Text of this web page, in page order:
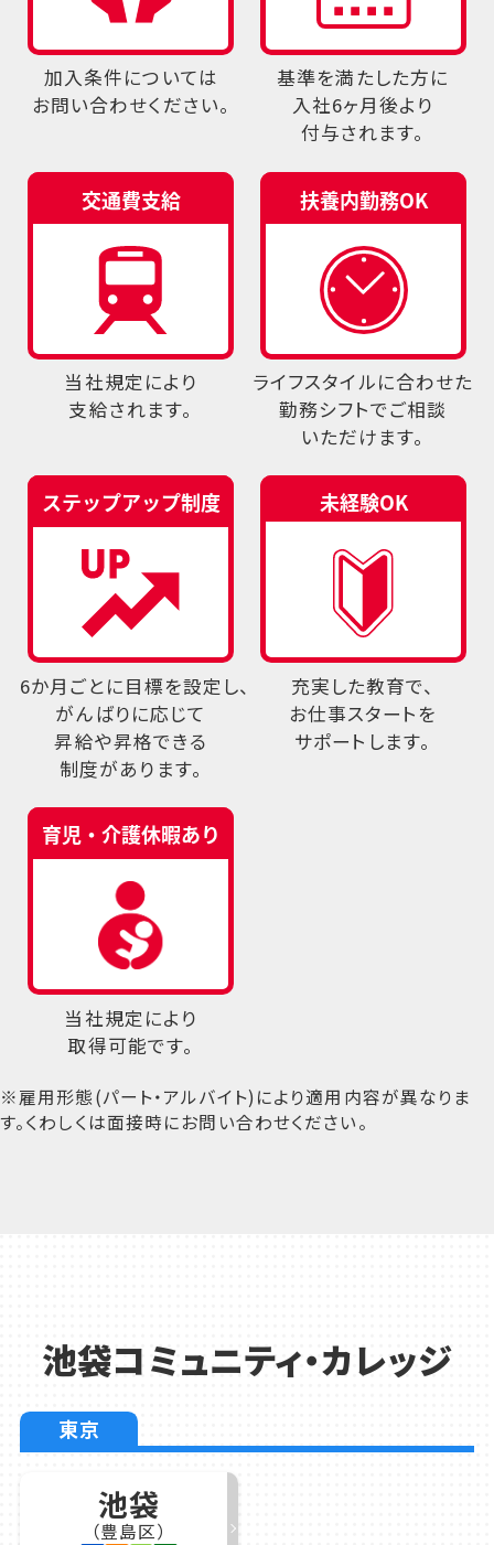
加入条件については
お問い合わせください。
基準を満たした方に
入社6ヶ月後より
付与されます。
当社規定により
支給されます。
ライフスタイルに合わせた
勤務シフトでご相談
いただけます。
6か月ごとに目標を設定し、
がんばりに応じて
昇給や昇格できる
制度があります。
充実した教育で、
お仕事スタートを
サポートします。
当社規定により
取得可能です。
※雇用形態(パート・アルバイト)により適用内容が異なりま
す。くわしくは面接時にお問い合わせください。
池袋コミュニティ・カレッジ
東京
池袋
（豊島区）